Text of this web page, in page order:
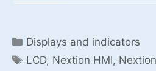
Categories
Displays and indicators
Tags
LCD, Nextion HMI,